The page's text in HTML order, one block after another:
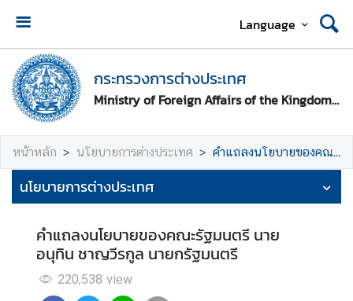
Language
กระทรวงการต่างประเทศ
Ministry of Foreign Affairs of the Kingdom of Thailand
ห
น้
า
ห
ลั
ก
ก
ร
ท
ร
ว
หน้าหลัก นโยบายการต่างประเทศ คำแถลงนโยบายของคณะรัฐมนตรี (ส่วนที่เกี่ยวกับแนวนโยบายการต่างประเทศ)
นโยบายการต่างประเทศ
คำแถลงนโยบายของคณะรัฐมนตรี นาย
อนุทิน ชาญวีรกูล นายกรัฐมนตรี
220,538 view